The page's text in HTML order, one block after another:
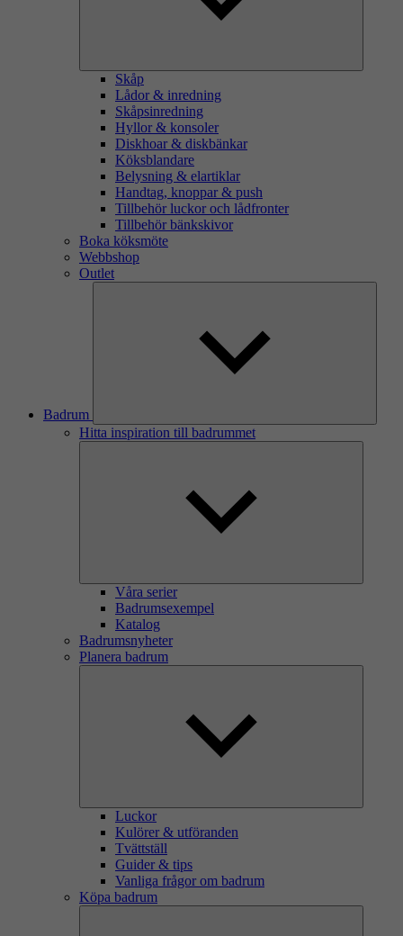
Skåp
Lådor & inredning
Skåpsinredning
Hyllor & konsoler
Diskhoar & diskbänkar
Köksblandare
Belysning & elartiklar
Handtag, knoppar & push
Tillbehör luckor och lådfronter
Tillbehör bänkskivor
Boka köksmöte
Webbshop
Outlet
Badrum
Hitta inspiration till badrummet
Våra serier
Badrumsexempel
Katalog
Badrumsnyheter
Planera badrum
Luckor
Kulörer & utföranden
Tvättställ
Guider & tips
Vanliga frågor om badrum
Köpa badrum